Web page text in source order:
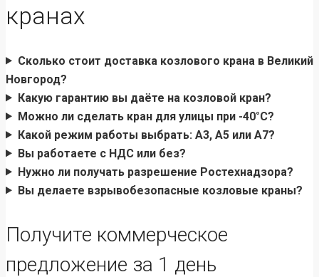
кранах
Сколько стоит доставка козлового крана в Великий
Новгород?
Какую гарантию вы даёте на козловой кран?
Можно ли сделать кран для улицы при -40°C?
Какой режим работы выбрать: А3, А5 или А7?
Вы работаете с НДС или без?
Нужно ли получать разрешение Ростехнадзора?
Вы делаете взрывобезопасные козловые краны?
Получите коммерческое
предложение за 1 день